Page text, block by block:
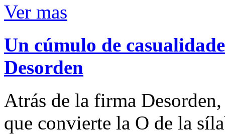
Ver mas
Un cúmulo de
Desorden
Atrás de la firma
que convierte la O de la